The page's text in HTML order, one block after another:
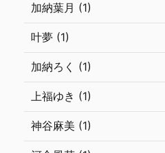
加納葉月 (1)
叶夢 (1)
加納ろく (1)
上福ゆき (1)
神谷麻美 (1)